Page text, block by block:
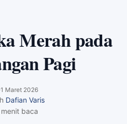
Merah pada
Pagi
Maret 2026
Dafian Varis
baca